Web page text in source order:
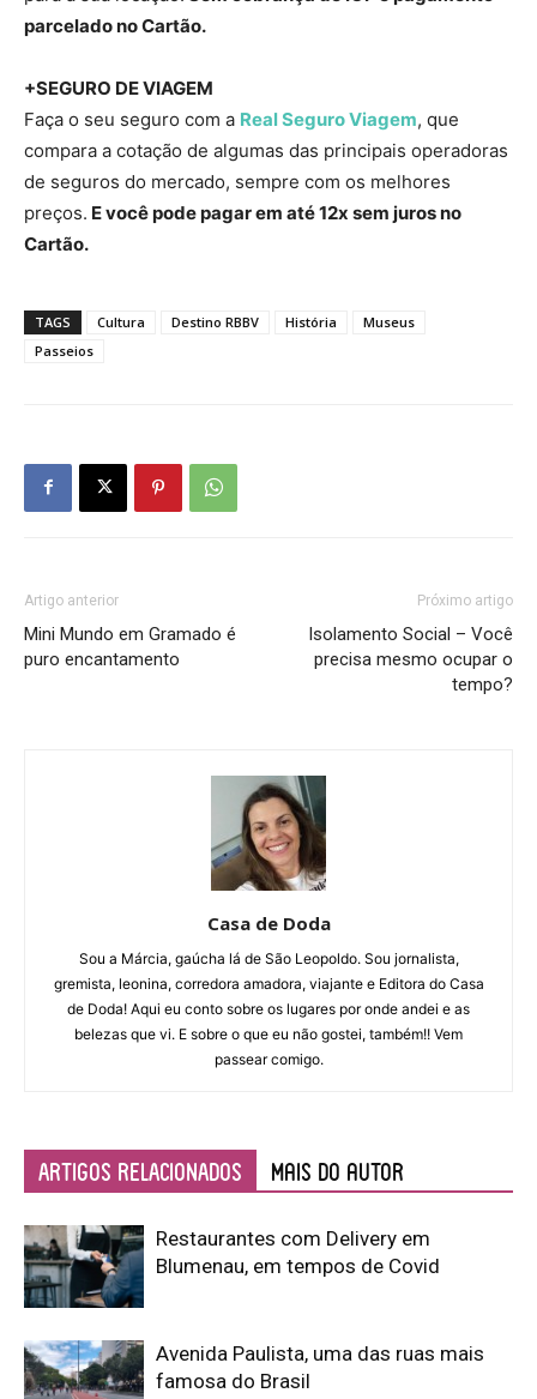
parcelado no Cartão.
+SEGURO DE VIAGEM
Faça o seu seguro com a Real Seguro Viagem, que
compara a cotação de algumas das principais operadoras
de seguros do mercado, sempre com os melhores
preços. E você pode pagar em até 12x sem juros no
Cartão.
TAGS Cultura Destino RBBV História
Museus
Passeios
Artigo anterior
Mini Mundo em Gramado é
puro encantamento
Próximo artigo
Isolamento Social – Você
precisa mesmo ocupar o
tempo?
Casa de Doda
Sou a Márcia, gaúcha lá de São Leopoldo. Sou jornalista,
gremista, leonina, corredora amadora, viajante e Editora do Casa
de Doda! Aqui eu conto sobre os lugares por onde andei e as
belezas que vi. E sobre o que eu não gostei, também!! Vem
passear comigo.
ARTIGOS RELACIONADOS Mais do autor
Restaurantes com Delivery em
Blumenau, em tempos de Covid
Avenida Paulista, uma das ruas mais
famosa do Brasil